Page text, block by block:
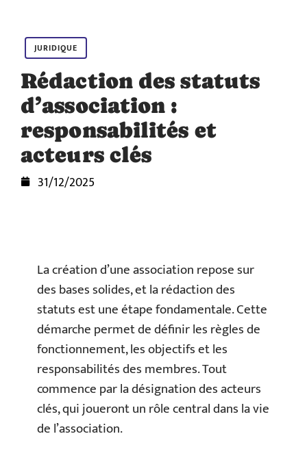
JURIDIQUE
Rédaction des statuts
d’association :
responsabilités et
acteurs clés
31/12/2025
La création d’une association repose sur
des bases solides, et la rédaction des
statuts est une étape fondamentale. Cette
démarche permet de définir les règles de
fonctionnement, les objectifs et les
responsabilités des membres. Tout
commence par la désignation des acteurs
clés, qui joueront un rôle central dans la vie
de l’association.